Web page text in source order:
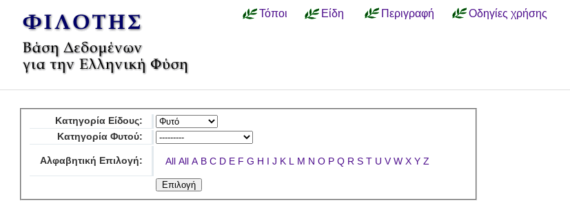
Τόποι Είδη Περιγραφή Οδηγίες χρήσης
Κατηγορία Είδους:
Κατηγορία Φυτού:
Αλφαβητική Επιλογή: All All A B C D E F G H I J K L M N O P Q R S T U V W X Y Z